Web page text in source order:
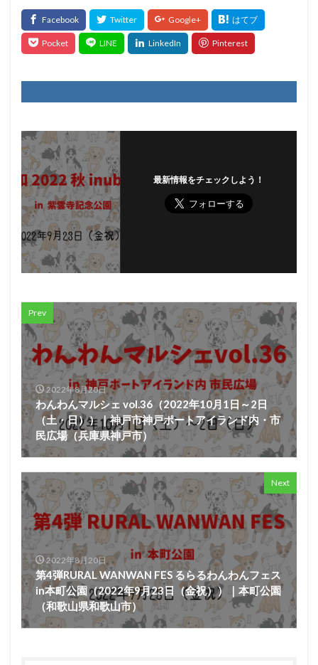
最新情報をチェックしよう！
Prev
2022年8月20日
わんわんマルシェ vol.36（2022年10月1日～2日
（土・日））｜神戸市神戸ポートアイランド内・市
民広場（兵庫県神戸市）
Next
2022年8月20日
第4弾RURAL WANWAN FES るらるわんわんフェス
in本町公園（2022年9月23日（金祝））｜本町公園
（和歌山県和歌山市）